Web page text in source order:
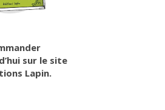
sur le site
Lapin.